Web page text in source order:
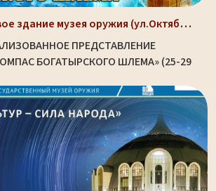
Новое здание музея оружия (ул.Октябрьская, д. 2)
ПРЕДСТАВЛЕНИЕ
БОГАТЫРСКОГО ШЛЕМА» (25-29